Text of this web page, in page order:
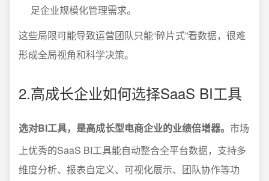
足企业规模化管理需求。
这些局限可能导致运营团队只能“碎片式”看数据，很难
形成全局视角和科学决策。
2.高成长企业如何选择SaaS BI工具
选对BI工具，是高成长型电商企业的业绩倍增器。 市场
上优秀的SaaS BI工具能自动整合全平台数据，支持多
维度分析、报表自定义、可视化展示、团队协作等功